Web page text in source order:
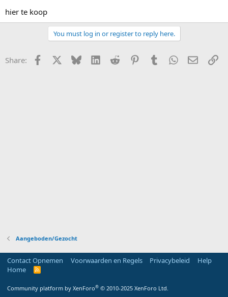
r
hier te koop
You must log in or register to reply here.
Share: Facebook Bluesky LinkedInReddit PinterestTumblrWhatsApp
E-mail
Aangeboden/Gezocht
Contact Opnemen Voorwaarden en Regels Privacybeleid
Help
Home
R
Community platform by XenForo® © 2010-2025 XenForo Ltd.